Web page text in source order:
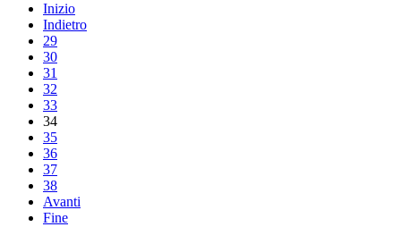
Inizio
Indietro
29
30
31
32
33
34
35
36
37
38
Avanti
Fine